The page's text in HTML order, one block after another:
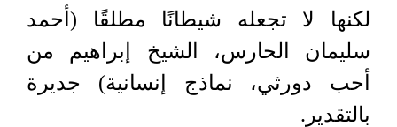
لكنها لا تجعله شيطانًا مطلقًا (أحمد
سليمان الحارس، الشيخ إبراهيم من
أحب دورثي، نماذج إنسانية) جديرة
بالتقدير.